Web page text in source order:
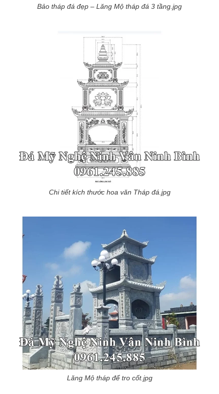
Bảo tháp đá đẹp – Lăng Mộ tháp đá 3 tầng.jpg
Chi tiết kích thước hoa văn Tháp đá.jpg
Lăng Mộ tháp để tro cốt.jpg